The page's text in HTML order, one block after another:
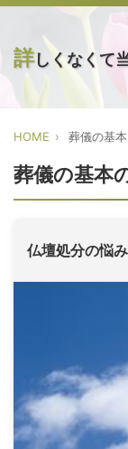
詳しくなくて
HOME 葬儀の基本
葬儀の基本
仏壇処分の悩